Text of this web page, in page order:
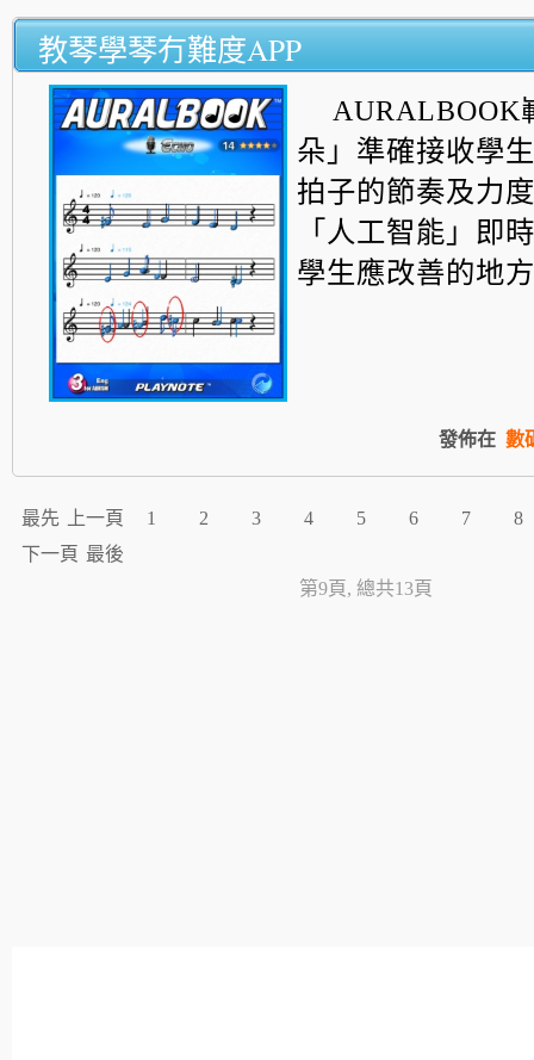
教琴學琴冇難度APP
AURALBOOK
朵」準確接收學
拍子的節奏及力
「人工智能」即
學生應改善的地
發佈在 數
最先 上一頁 1 2 3 4 5 6 7
8
下一頁 最後
第9頁, 總共13頁